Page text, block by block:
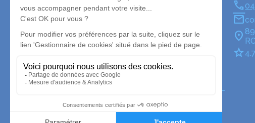
04 58 46 46 87
contact-mably@pfpaire.fr
5 Route de Briennon MABLY - BP60013 - 42311 -
ROANNE CEDEX
Marcigny - Pompes funèbres & Marbrerie Jean Luc et
Jean Jacques PAIRE
contact-marcigny@pfpaire.fr